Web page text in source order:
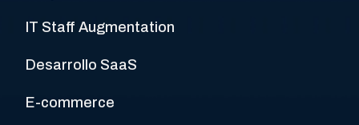
IT Staff Augmentation
Desarrollo SaaS
E-commerce